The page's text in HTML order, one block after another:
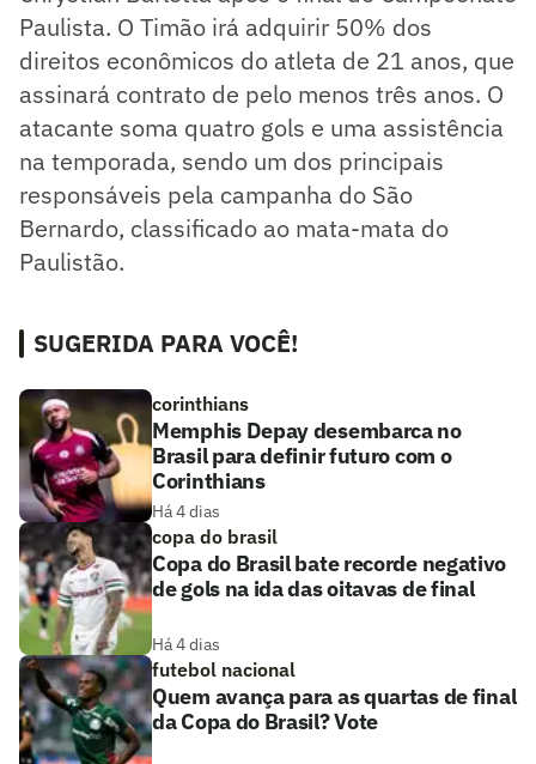
Paulista. O Timão irá adquirir 50% dos
direitos econômicos do atleta de 21 anos, que
assinará contrato de pelo menos três anos. O
atacante soma quatro gols e uma assistência
na temporada, sendo um dos principais
responsáveis pela campanha do São
Bernardo, classificado ao mata-mata do
Paulistão.
SUGERIDA PARA VOCÊ!
corinthians
Memphis Depay desembarca no
Brasil para definir futuro com o
Corinthians
Há 4 dias
copa do brasil
Copa do Brasil bate recorde negativo
de gols na ida das oitavas de final
Há 4 dias
futebol nacional
Quem avança para as quartas de final
da Copa do Brasil? Vote